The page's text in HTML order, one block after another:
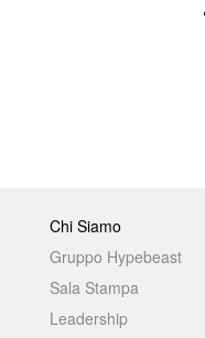
Chi Siamo
Gruppo Hypebeast
Sala Stampa
Leadership